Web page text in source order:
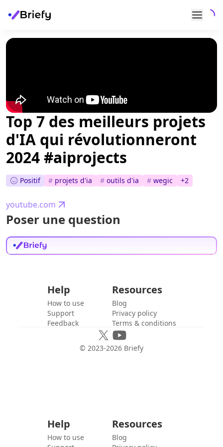
Top 7 des meilleurs projets
d'IA qui révolutionneront
2024 #aiprojects
Positif # projets d'ia # outils d'ia # wegic +2
youtube.com
Poser une question
Help
How to use
Support
Feedback
Resources
Blog
Privacy policy
Terms & conditions
© 2023-2026 Briefy
Help
How to use
Resources
Blog